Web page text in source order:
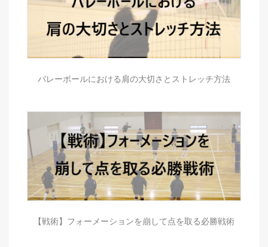
バレーボールにおける肩の大切さとストレッチ方法
【戦術】フォーメーションを崩して点を取る必勝戦術